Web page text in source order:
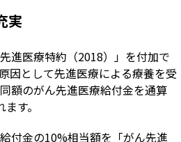
実
進医療特約（2018）」を付加で
因として先進医療による療養を受
額のがん先進医療給付金を通算
す。
付金の10%相当額を「がん先進